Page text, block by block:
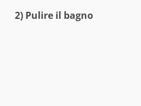
2) Pulire il bagno